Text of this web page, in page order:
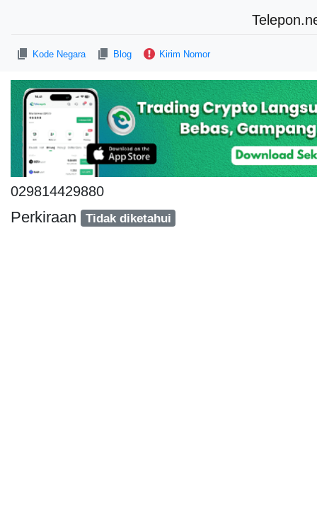
Kode Negara Blog Kirim Nomor
029814429880
Perkiraan Tidak diketahui